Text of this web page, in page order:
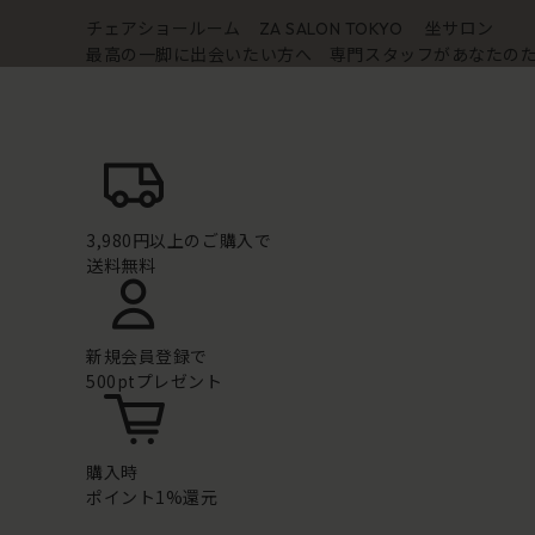
チェアショールーム ZA SALON TOKYO
坐サロン
最高の一脚に出会いたい方へ 専門スタッフがあなたの
3,980円以上のご購入で
送料無料
新規会員登録で
500ptプレゼント
購入時
ポイント1%還元